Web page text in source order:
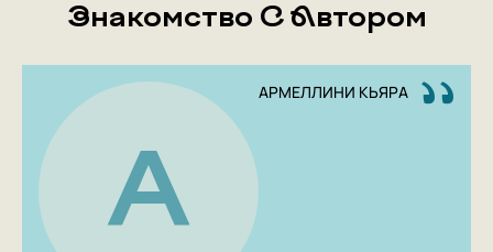
попробуйте сделать коллаж или составить
собственного зверя из подручных материалов.
Знакомство С Автором
А
АРМЕЛЛИНИ КЬЯРА